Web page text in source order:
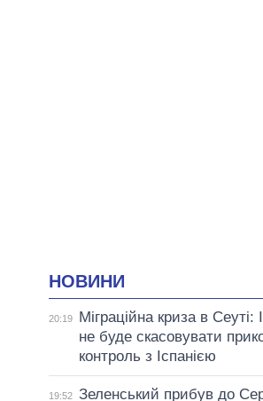
НОВИНИ
20:19
Міграційна криза в Сеуті:
не буде скасовувати
контроль з Іспанією
19:52 Зеленський прибув до